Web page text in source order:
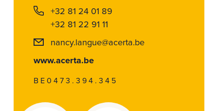
+32 81 24 01 89
+32 81 22 91 11
nancy.langue@acerta.be
www.acerta.be
BE0473.394.345